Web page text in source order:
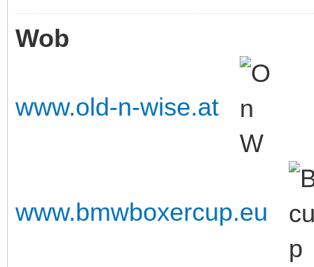
Wob
www.old-n-wise.at
www.bmwboxercup.eu